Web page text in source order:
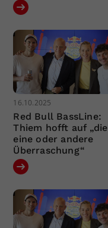
16.10.2025
Red Bull BassLine:
Thiem hofft auf „die
eine oder andere
Überraschung“